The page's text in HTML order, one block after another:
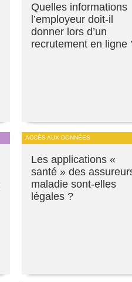
Quelles informations
l’employeur doit-il
donner lors d’un
recrutement en ligne
ACCÈS AUX DONNÉES
Les applications «
santé » des
maladie sont-elles
légales ?